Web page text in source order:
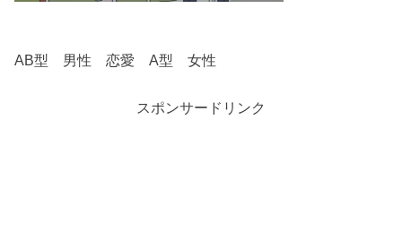
AB型 男性 恋愛 A型 女性
スポンサードリンク